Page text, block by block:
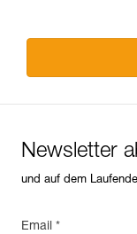
Newsletter
und auf dem
Email *